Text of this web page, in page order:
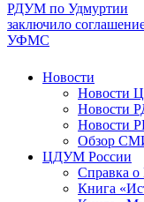
РДУМ по Удмуртии
заключило
УФМС
Новости
Новости
Новости
Новости
Обзор
ЦДУМ России
Справка
Книга